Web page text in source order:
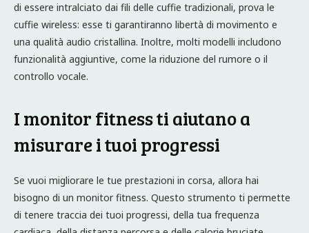
di essere intralciato dai fili delle cuffie tradizionali, prova le
cuffie wireless: esse ti garantiranno libertà di movimento e
una qualità audio cristallina. Inoltre, molti modelli includono
funzionalità aggiuntive, come la riduzione del rumore o il
controllo vocale.
I monitor fitness ti aiutano a
misurare i tuoi progressi
Se vuoi migliorare le tue prestazioni in corsa, allora hai
bisogno di un monitor fitness. Questo strumento ti permette
di tenere traccia dei tuoi progressi, della tua frequenza